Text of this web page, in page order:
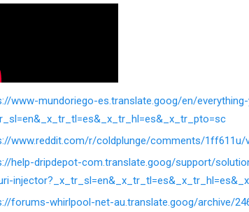
www-mundoriego-es.translate.goog/en/
www.reddit.com/r/coldplunge/comments/1ff611u/
help-dripdepot-com.translate.goog/support/
forums-whirlpool-net-au.translate.goog/archive/